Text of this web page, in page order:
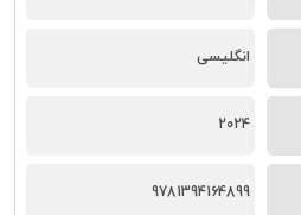
انگلیسی
2024
9781394164899